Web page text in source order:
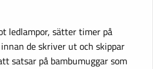
ledlampor, sätter timer på
de skriver ut och skippar
satsar på bambumuggar som